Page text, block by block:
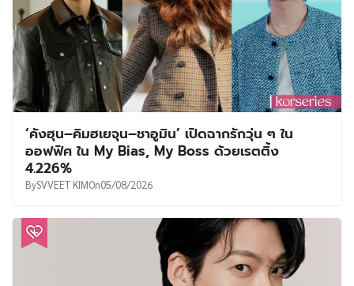
‘คังฮุน–คิมฮเยจุน–ชาอูมิน’ เปิดฉากรักวุ่น ๆ ใน
ออฟฟิศ ใน My Bias, My Boss ด้วยเรตติ้ง
4.226%
BySVVEET KIMOn05/08/2026